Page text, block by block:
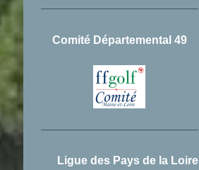
Comité Départemental 49
Ligue des Pays de la Loire